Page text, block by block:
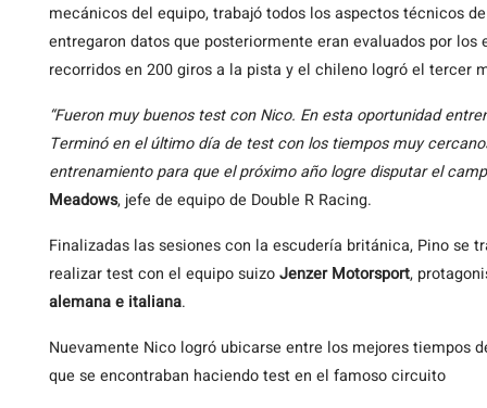
mecánicos del equipo, trabajó todos los aspectos técnicos
entregaron datos que posteriormente eran evaluados por
recorridos en 200 giros a la pista y el chileno logró el tercer
“Fueron muy buenos test con Nico. En esta oportunidad
Terminó en el último día de test con los tiempos muy
entrenamiento para que el próximo año logre disputar el
Meadows, jefe de equipo de Double R Racing.
Finalizadas las sesiones con la escudería británica, Pino se
realizar test con el equipo suizoJenzer Motorsport,
alemana e italiana.
Nuevamente Nico logró ubicarse entre los mejores tiempos
que se encontraban haciendo test en el famoso circuito